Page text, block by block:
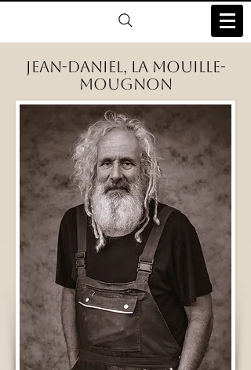
Jean-Daniel, la Mouille-
Mougnon